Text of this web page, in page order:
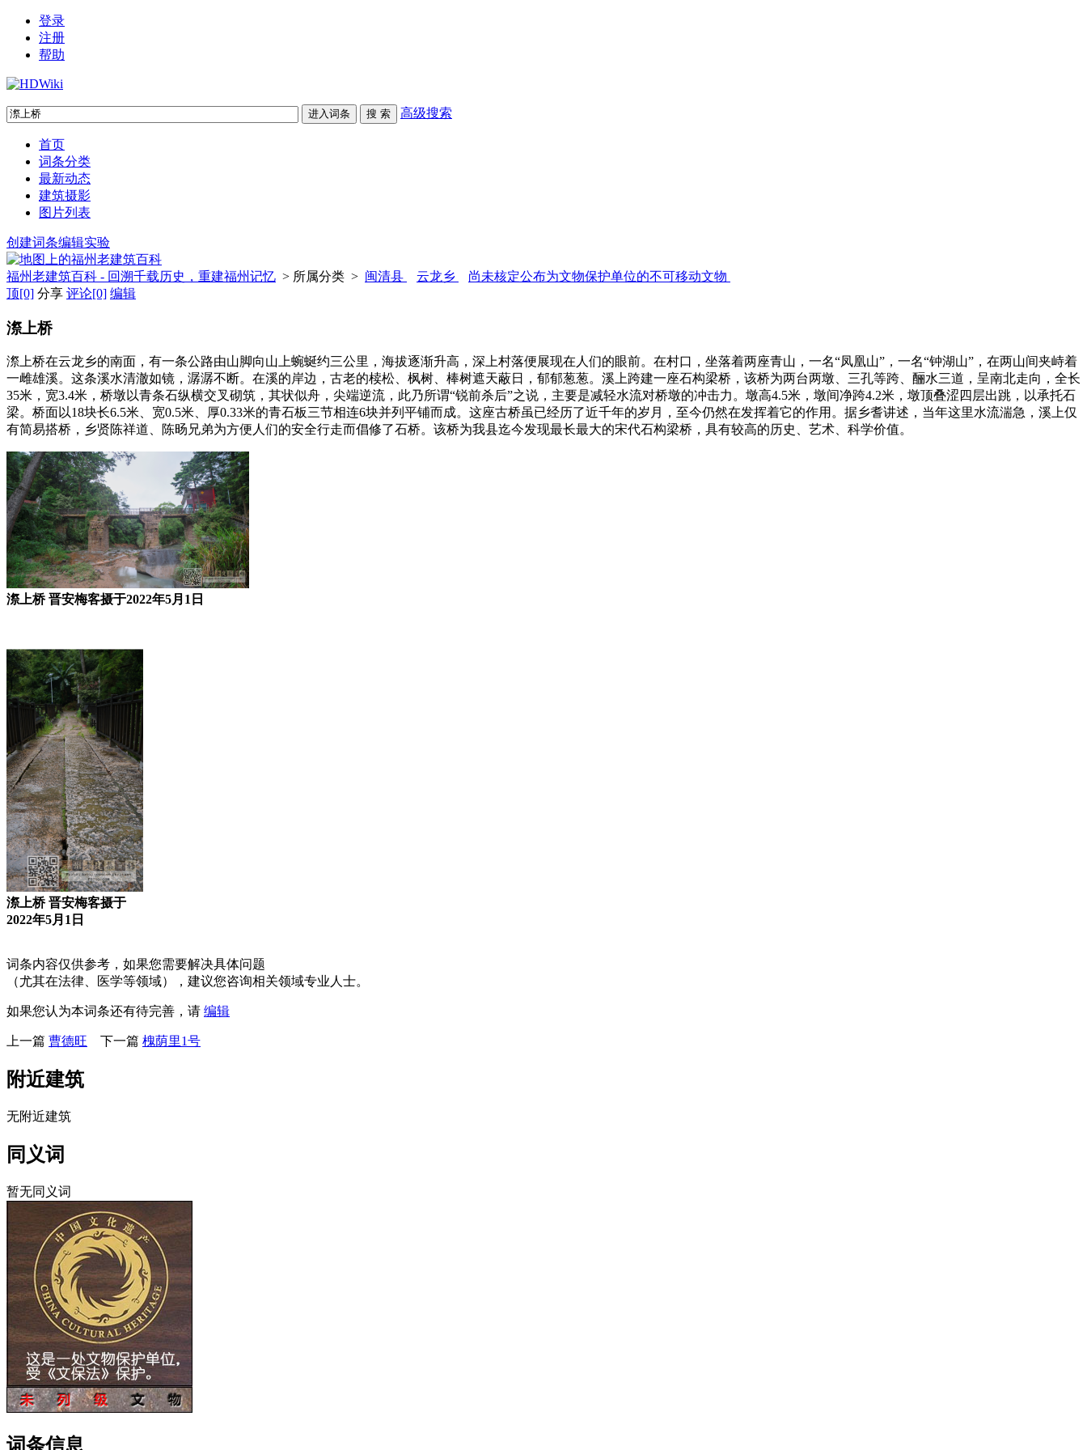
登录
注册
帮助
高级搜索
首页
词条分类
最新动态
建筑摄影
图片列表
创建词条编辑实验
福州老建筑百科 - 回溯千载历史，重建福州记忆 > 所属分类 > 闽清县 云龙乡
尚未核定公布为文物保护单位的不可移动文物
顶[0] 分享 评论[0] 编辑
漈上桥
漈上桥在云龙乡的南面，有一条公路由山脚向山上蜿蜒约三公里，海拔逐渐升高，深上村落便展现在人们的眼前。在村口，坐落着两座青山，一名“凤凰山”，一名“钟湖山”，在两山间夹峙着
一雌雄溪。这条溪水清澈如镜，潺潺不断。在溪的岸边，古老的椟松、枫树、棒树遮天蔽日，郁郁葱葱。溪上跨建一座石构梁桥，该桥为两台两墩、三孔等跨、酾水三道，呈南北走向，全长
35米，宽3.4米，桥墩以青条石纵横交叉砌筑，其状似舟，尖端逆流，此乃所谓“锐前杀后”之说，主要是减轻水流对桥墩的冲击力。墩高4.5米，墩间净跨4.2米，墩顶叠涩四层出跳，以承托石
梁。桥面以18块长6.5米、宽0.5米、厚0.33米的青石板三节相连6块并列平铺而成。这座古桥虽已经历了近千年的岁月，至今仍然在发挥着它的作用。据乡耆讲述，当年这里水流湍急，溪上仅
有简易搭桥，乡贤陈祥道、陈旸兄弟为方便人们的安全行走而倡修了石桥。该桥为我县迄今发现最长最大的宋代石构梁桥，具有较高的历史、艺术、科学价值。
漈上桥 晋安梅客摄于2022年5月1日
漈上桥 晋安梅客摄于
2022年5月1日
词条内容仅供参考，如果您需要解决具体问题
（尤其在法律、医学等领域），建议您咨询相关领域专业人士。
如果您认为本词条还有待完善，请 编辑
上一篇 曹德旺 下一篇 槐荫里1号
附近建筑
无附近建筑
同义词
暂无同义词
词条信息